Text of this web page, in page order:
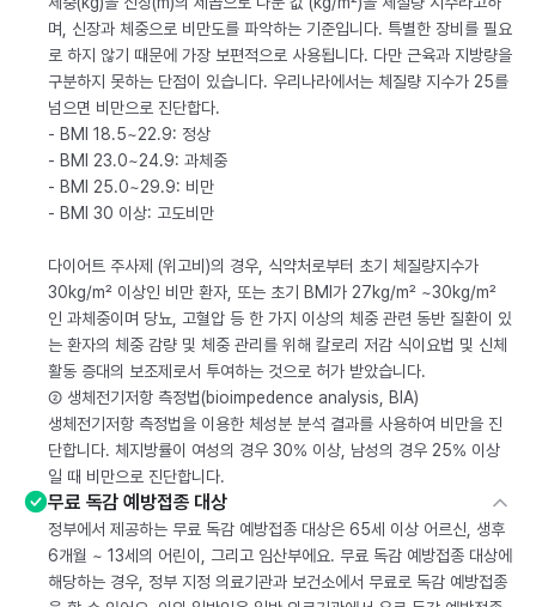
며, 신장과 체중으로 비만도를 파악하는 기준입니다. 특별한 장비를 필요
로 하지 않기 때문에 가장 보편적으로 사용됩니다. 다만 근육과 지방량을
구분하지 못하는 단점이 있습니다. 우리나라에서는 체질량 지수가 25를
넘으면 비만으로 진단합다.
- BMI 18.5~22.9: 정상
- BMI 23.0~24.9: 과체중
- BMI 25.0~29.9: 비만
- BMI 30 이상: 고도비만
다이어트 주사제 (위고비)의 경우, 식약처로부터 초기 체질량지수가
30kg/m² 이상인 비만 환자, 또는 초기 BMI가 27kg/m² ~30kg/m²
인 과체중이며 당뇨, 고혈압 등 한 가지 이상의 체중 관련 동반 질환이 있
는 환자의 체중 감량 및 체중 관리를 위해 칼로리 저감 식이요법 및 신체
활동 증대의 보조제로서 투여하는 것으로 허가 받았습니다.
② 생체전기저항 측정법(bioimpedence analysis, BIA)
생체전기저항 측정법을 이용한 체성분 분석 결과를 사용하여 비만을 진
단합니다. 체지방률이 여성의 경우 30% 이상, 남성의 경우 25% 이상
일 때 비만으로 진단합니다.
무료 독감 예방접종 대상
정부에서 제공하는 무료 독감 예방접종 대상은 65세 이상 어르신, 생후
6개월 ~ 13세의 어린이, 그리고 임산부에요. 무료 독감 예방접종 대상에
해당하는 경우, 정부 지정 의료기관과 보건소에서 무료로 독감 예방접종